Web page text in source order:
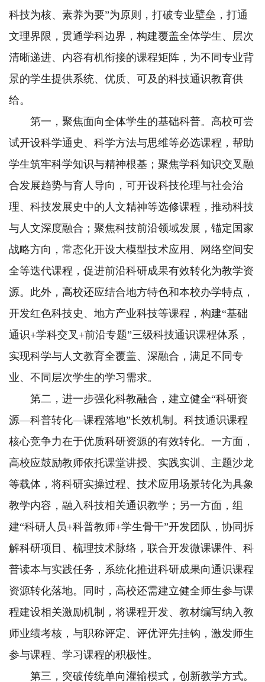
科技为核、素养为要”为原则，打破专业壁垒，打通
文理界限，贯通学科边界，构建覆盖全体学生、层次
清晰递进、内容有机衔接的课程矩阵，为不同专业背
景的学生提供系统、优质、可及的科技通识教育供
给。
第一，聚焦面向全体学生的基础科普。高校可尝
试开设科学通史、科学方法与思维等必选课程，帮助
学生筑牢科学知识与精神根基；聚焦学科知识交叉融
合发展趋势与育人导向，可开设科技伦理与社会治
理、科技发展史中的人文精神等选修课程，推动科技
与人文深度融合；聚焦科技前沿领域发展，锚定国家
战略方向，常态化开设大模型技术应用、网络空间安
全等迭代课程，促进前沿科研成果有效转化为教学资
源。此外，高校还应结合地方特色和本校办学特点，
开发红色科技史、地方产业科技等课程，构建“基础
通识+学科交叉+前沿专题”三级科技通识课程体系，
实现科学与人文教育全覆盖、深融合，满足不同专
业、不同层次学生的学习需求。
第二，进一步强化科教融合，建立健全“科研资
源—科普转化—课程落地”长效机制。科技通识课程
核心竞争力在于优质科研资源的有效转化。一方面，
高校应鼓励教师依托课堂讲授、实践实训、主题沙龙
等载体，将科研实操过程、技术应用场景转化为具象
教学内容，融入科技相关通识教学；另一方面，组
建“科研人员+科普教师+学生骨干”开发团队，协同拆
解科研项目、梳理技术脉络，联合开发微课课件、科
普读本与实践任务，系统化推进科研成果向通识课程
资源转化落地。同时，高校还需建立健全师生参与课
程建设相关激励机制，将课程开发、教材编写纳入教
师业绩考核，与职称评定、评优评先挂钩，激发师生
参与课程、学习课程的积极性。
第三，突破传统单向灌输模式，创新教学方式。